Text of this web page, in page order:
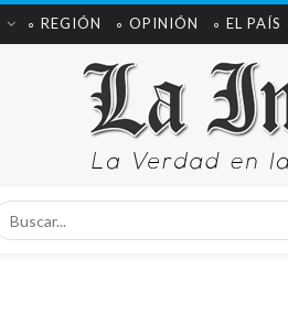
∘ REGIÓN ∘ OPINIÓN ∘ EL PAÍS